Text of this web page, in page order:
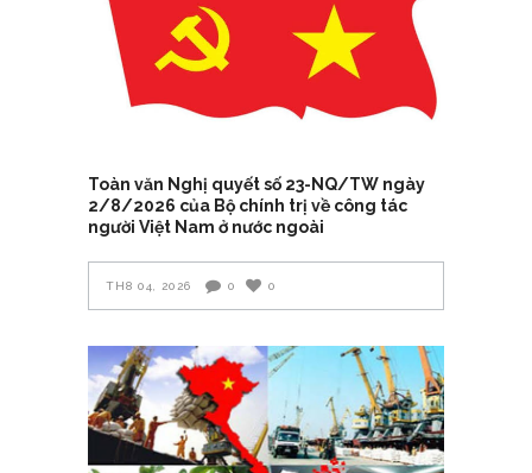
Toàn văn Nghị quyết số 23-NQ/TW ngày
2/8/2026 của Bộ chính trị về công tác
người Việt Nam ở nước ngoài
TH8 04, 2026 0 0